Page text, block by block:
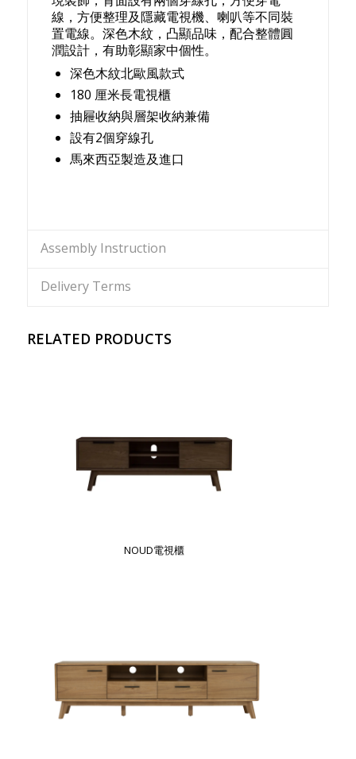
線，方便整理及隱藏電視機、喇叭等不同裝
置電線。深色木紋，凸顯品味，配合整體圓
潤設計，有助彰顯家中個性。
深色木紋北歐風款式
180 厘米長電視櫃
抽屜收納與層架收納兼備
設有2個穿線孔
馬來西亞製造及進口
Assembly Instruction
Delivery Terms
RELATED PRODUCTS
NOUD電視櫃